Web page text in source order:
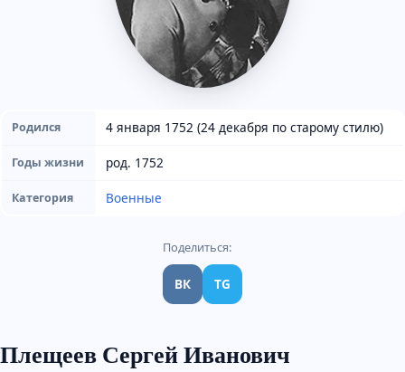
Родился 4 января 1752 (24 декабря по старому стилю)
Годы жизни род. 1752
Категория Военные
Поделиться:
ВК TG
Плещеев Сергей Иванович